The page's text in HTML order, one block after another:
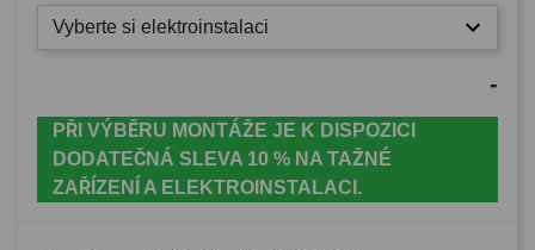
Vyberte si elektroinstalaci
-
PŘI VÝBĚRU MONTÁŽE JE K DISPOZICI
DODATEČNÁ SLEVA 10 % NA TAŽNÉ
ZAŘÍZENÍ A ELEKTROINSTALACI.